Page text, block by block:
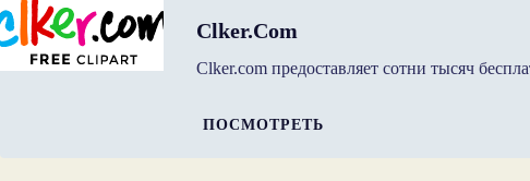
Clker.com
Clker.com предоставляет сотни тысяч
ПОСМОТРЕТЬ